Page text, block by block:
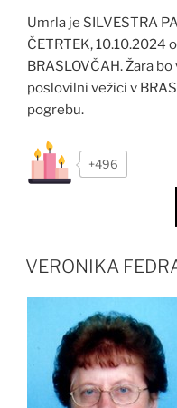
Umrla je SILVESTRA
ČETRTEK, 10.10.2024
BRASLOVČAH. Žara
poslovilni vežici v
pogrebu.
+496
VERONIKA